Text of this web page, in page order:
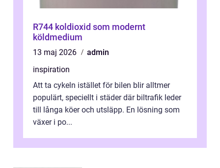
R744 koldioxid som modernt
köldmedium
13 maj 2026
admin
inspiration
Att ta cykeln istället för bilen blir alltmer
populärt, speciellt i städer där biltrafik leder
till långa köer och utsläpp. En lösning som
växer i po...